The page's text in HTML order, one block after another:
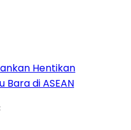
Hentikan
di ASEAN